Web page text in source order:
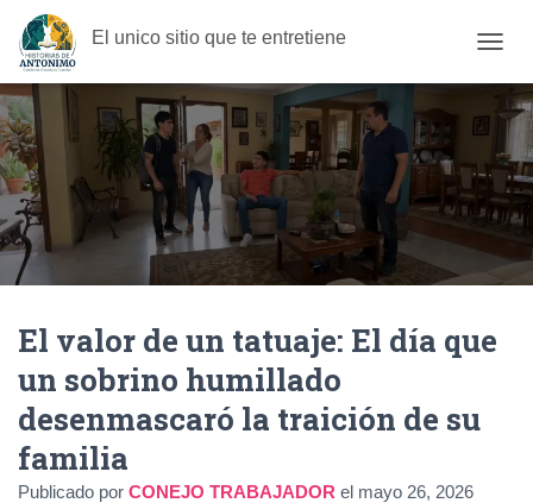
El unico sitio que te entretiene
A
A
R
M
O
N
El valor de un tatuaje: El día que
un sobrino humillado
desenmascaró la traición de su
familia
Publicado por CONEJO TRABAJADOR el mayo 26, 2026